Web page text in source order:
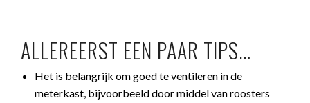
ALLEREERST EEN PAAR TIPS…
Het is belangrijk om goed te ventileren in de
meterkast, bijvoorbeeld door middel van roosters